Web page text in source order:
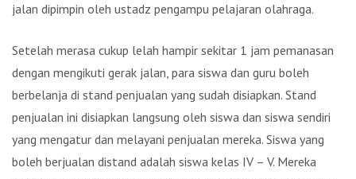
jalan dipimpin oleh ustadz pengampu pelajaran olahraga.
Setelah merasa cukup lelah hampir sekitar 1 jam pemanasan
dengan mengikuti gerak jalan, para siswa dan guru boleh
berbelanja di stand penjualan yang sudah disiapkan. Stand
penjualan ini disiapkan langsung oleh siswa dan siswa sendiri
yang mengatur dan melayani penjualan mereka. Siswa yang
boleh berjualan distand adalah siswa kelas IV – V. Mereka